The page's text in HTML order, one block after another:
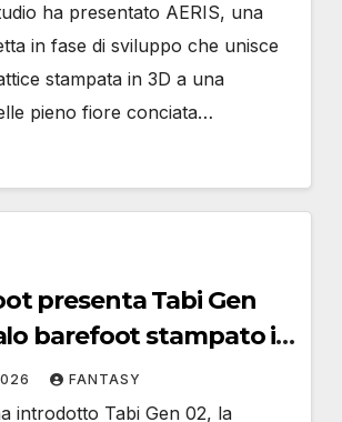
ha presentato AERIS, una
in fase di sviluppo che unisce
stampata in 3D a una
pieno fiore conciata…
presenta Tabi Gen
barefoot stampato in
FANTASY
introdotto Tabi Gen 02, la